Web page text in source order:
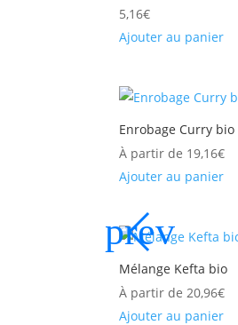
5,16€
Ajouter au panier
Enrobage Curry bio
À partir de 19,16€
Ajouter au panier
Mélange Kefta bio
À partir de20,96€
Ajouter au panier